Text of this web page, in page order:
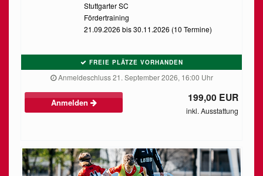
Stuttgarter SC
Fördertraining
21.09.2026 bis 30.11.2026 (10 Termine)
FREIE PLÄTZE VORHANDEN
Anmeldeschluss 21. September 2026, 16:00 Uhr
Anmelden 199,00 EUR
inkl. Ausstattung